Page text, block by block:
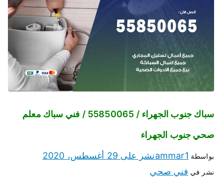
سباك جنوب الجهراء / 55850065 / فني سباك معلم
صحي جنوب الجهراء
بواسطة ammar1نشر على 29 أغسطس، 2020
نشر في فني صحي